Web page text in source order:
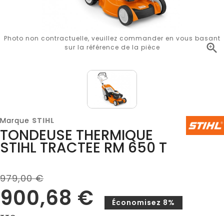

Photo non contractuelle, veuillez commander en vous basant
sur la référence de la pièce
Marque STIHL
TONDEUSE THERMIQUE
STIHL TRACTEE RM 650 T
979,00 €
900,68 €
Économisez 8%